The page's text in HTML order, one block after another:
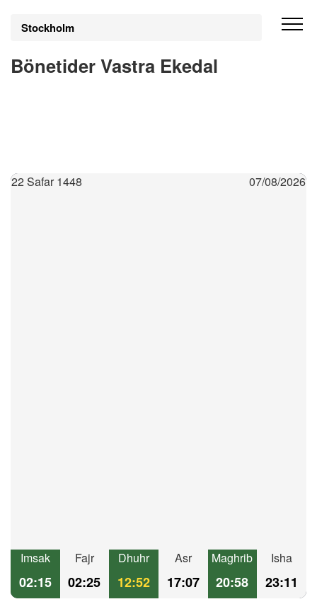
Stockholm
Bönetider Vastra Ekedal
22 Safar 1448 07/08/2026
Imsak
02:15
Fajr
02:25
Dhuhr
12:52
Asr
17:07
Maghrib
20:58
Isha
23:11